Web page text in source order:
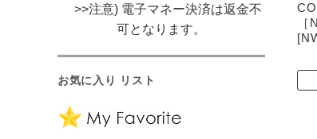
>>注意) 電子マネー決済は返金不
可となります。
お気に入り リスト